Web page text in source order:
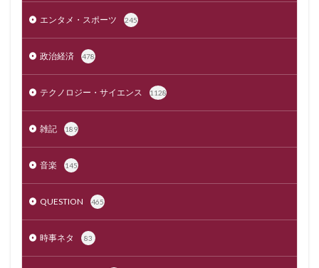
エンタメ・スポーツ 245
政治経済 478
テクノロジー・サイエンス 1128
雑記 189
音楽 145
QUESTION 465
時事ネタ 83